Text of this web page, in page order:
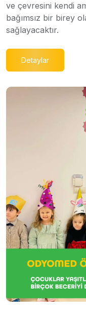
ve çevresini kendi
bağımsız bir birey
sağlayacaktır.
Detaylar